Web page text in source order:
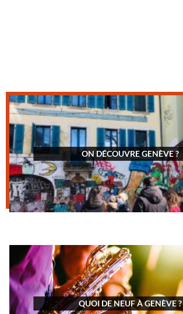
ON DÉCOUVRE GENÈVE ?
QUOI DE NEUF À GENÈVE ?